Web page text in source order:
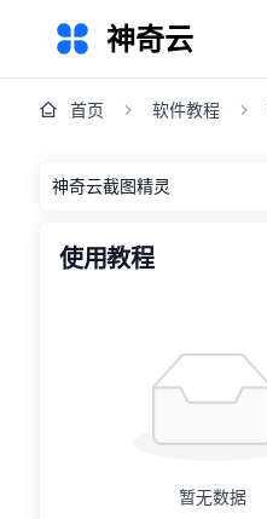
神奇云
首页 软件教程
使用教程
暂无数据